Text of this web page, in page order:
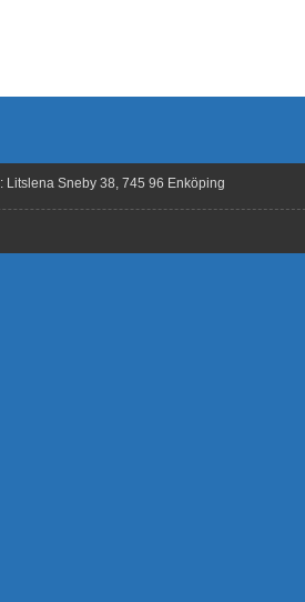
: Litslena Sneby 38, 745 96 Enköping